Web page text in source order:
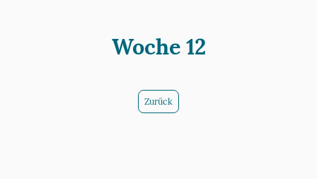
Woche 12
Zurück